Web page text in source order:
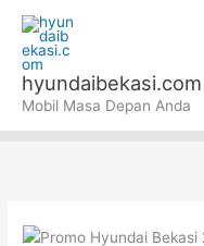
konten
hyundaibekasi.com
Mobil Masa Depan Anda